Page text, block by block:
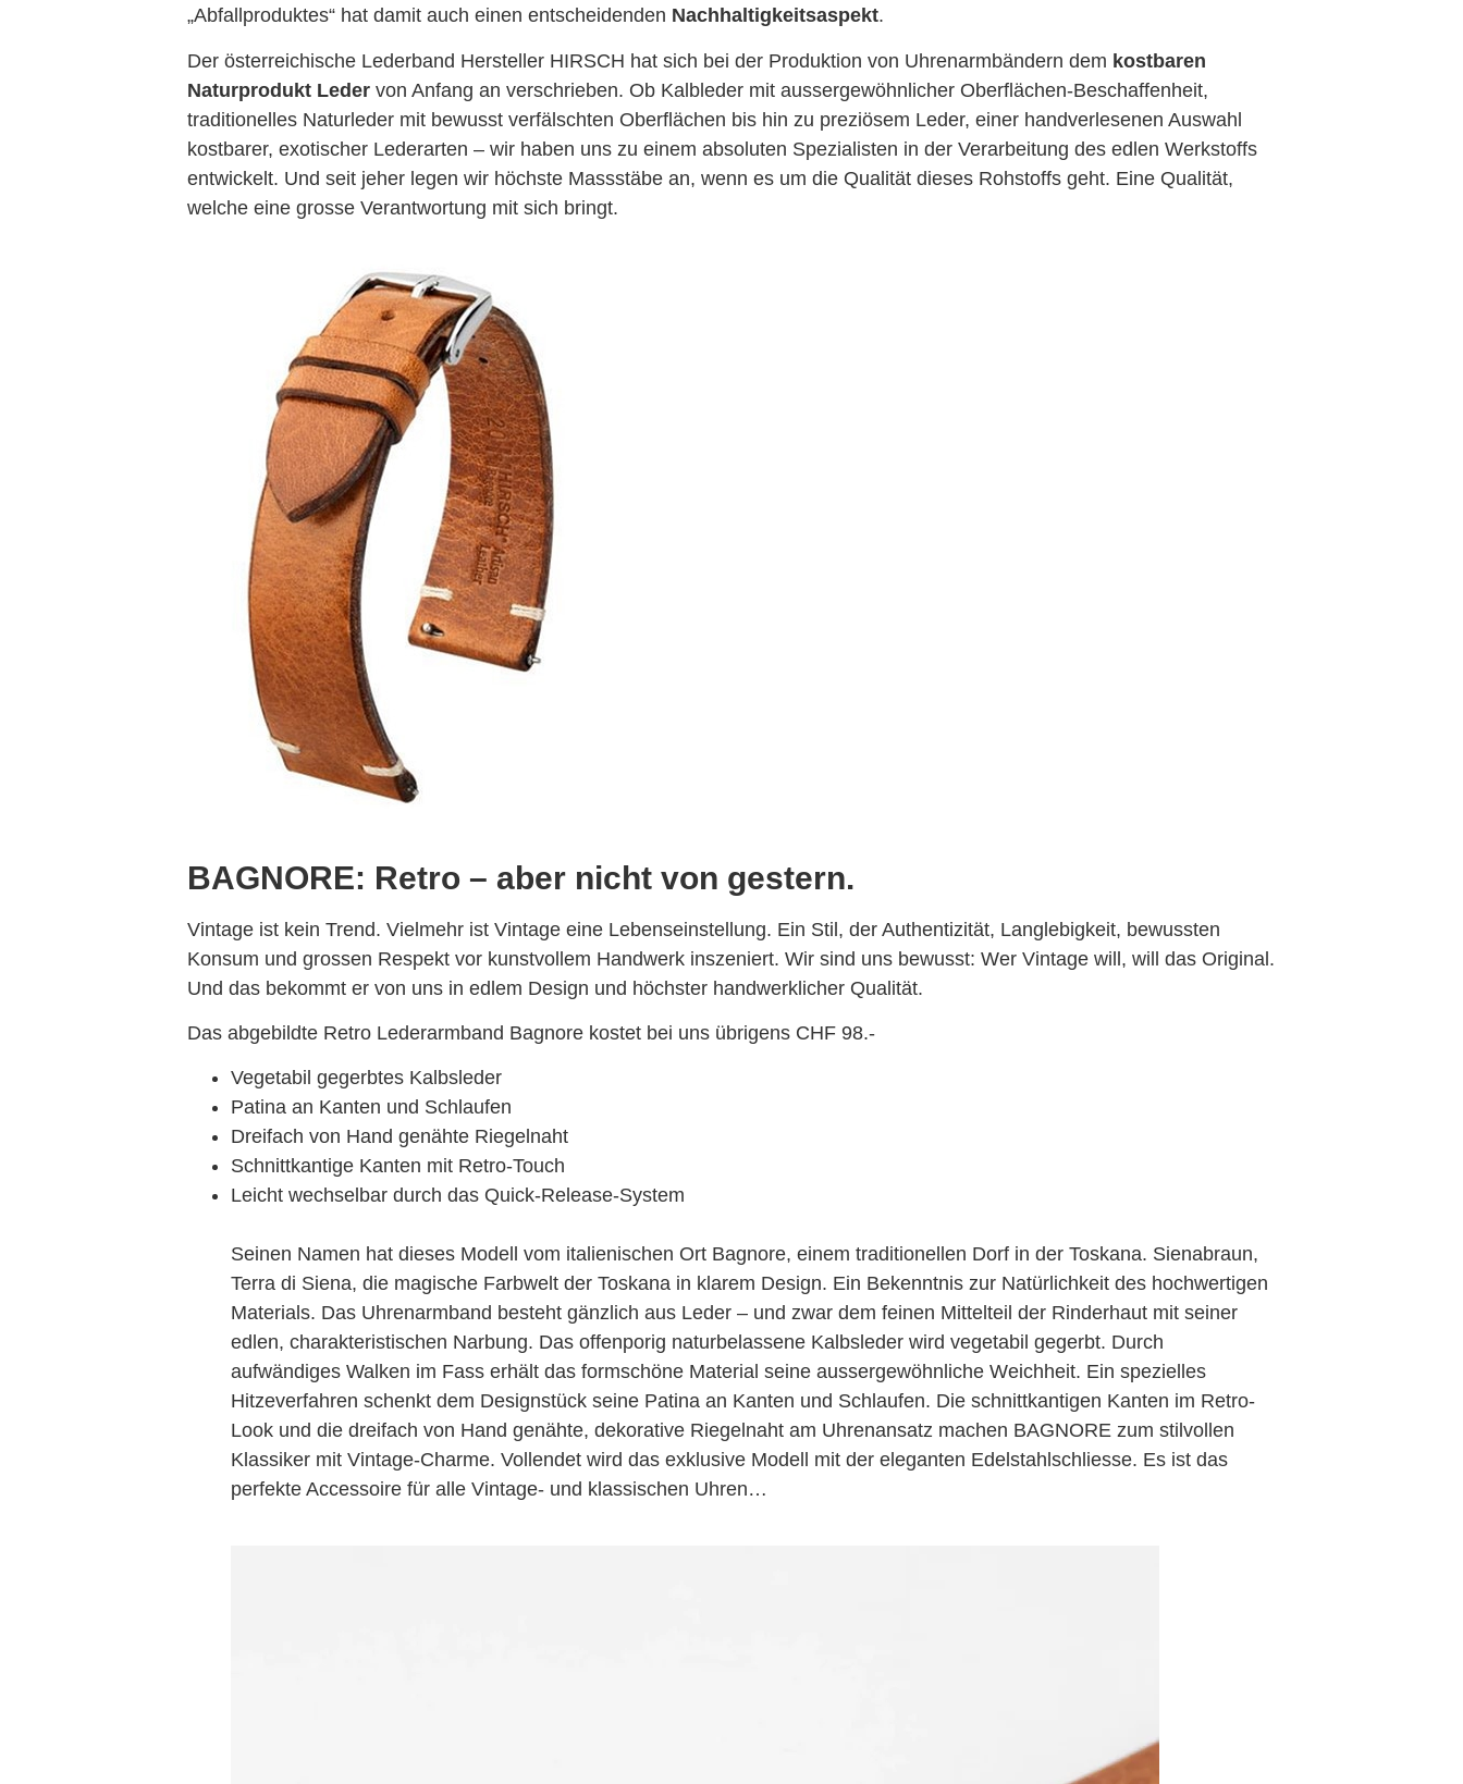
„Abfallproduktes“ hat damit auch einen entscheidenden Nachhaltigkeitsaspekt.
Der österreichische Lederband Hersteller HIRSCH hat sich bei der Produktion von Uhrenarmbändern dem kostbaren
Naturprodukt Leder von Anfang an verschrieben. Ob Kalbleder mit aussergewöhnlicher Oberflächen-Beschaffenheit,
traditionelles Naturleder mit bewusst verfälschten Oberflächen bis hin zu preziösem Leder, einer handverlesenen Auswahl
kostbarer, exotischer Lederarten – wir haben uns zu einem absoluten Spezialisten in der Verarbeitung des edlen Werkstoffs
entwickelt. Und seit jeher legen wir höchste Massstäbe an, wenn es um die Qualität dieses Rohstoffs geht. Eine Qualität,
welche eine grosse Verantwortung mit sich bringt.
BAGNORE: Retro – aber nicht von gestern.
Vintage ist kein Trend. Vielmehr ist Vintage eine Lebenseinstellung. Ein Stil, der Authentizität, Langlebigkeit, bewussten
Konsum und grossen Respekt vor kunstvollem Handwerk inszeniert. Wir sind uns bewusst: Wer Vintage will, will das Original.
Und das bekommt er von uns in edlem Design und höchster handwerklicher Qualität.
Das abgebildte Retro Lederarmband Bagnore kostet bei uns übrigens CHF 98.-
Vegetabil gegerbtes Kalbsleder
Patina an Kanten und Schlaufen
Dreifach von Hand genähte Riegelnaht
Schnittkantige Kanten mit Retro-Touch
Leicht wechselbar durch das Quick-Release-System
Seinen Namen hat dieses Modell vom italienischen Ort Bagnore, einem traditionellen Dorf in der Toskana. Sienabraun,
Terra di Siena, die magische Farbwelt der Toskana in klarem Design. Ein Bekenntnis zur Natürlichkeit des hochwertigen
Materials. Das Uhrenarmband besteht gänzlich aus Leder – und zwar dem feinen Mittelteil der Rinderhaut mit seiner
edlen, charakteristischen Narbung. Das offenporig naturbelassene Kalbsleder wird vegetabil gegerbt. Durch
aufwändiges Walken im Fass erhält das formschöne Material seine aussergewöhnliche Weichheit. Ein spezielles
Hitzeverfahren schenkt dem Designstück seine Patina an Kanten und Schlaufen. Die schnittkantigen Kanten im Retro-
Look und die dreifach von Hand genähte, dekorative Riegelnaht am Uhrenansatz machen BAGNORE zum stilvollen
Klassiker mit Vintage-Charme. Vollendet wird das exklusive Modell mit der eleganten Edelstahlschliesse. Es ist das
perfekte Accessoire für alle Vintage- und klassischen Uhren…